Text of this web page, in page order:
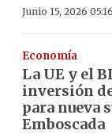
Junio 15, 2026
Economía
La UE y el
inversión
para nueva
Emboscada